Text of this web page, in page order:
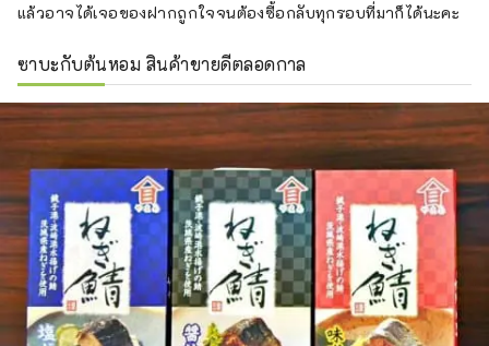
แล้วอาจได้เจอของฝากถูกใจจนต้องซื้อกลับทุกรอบที่มาก็ได้นะคะ
ซาบะกับต้นหอม สินค้าขายดีตลอดกาล